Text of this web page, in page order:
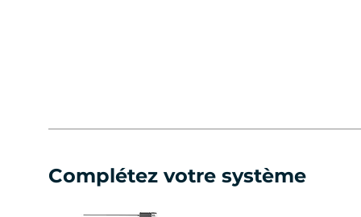
Complétez votre système